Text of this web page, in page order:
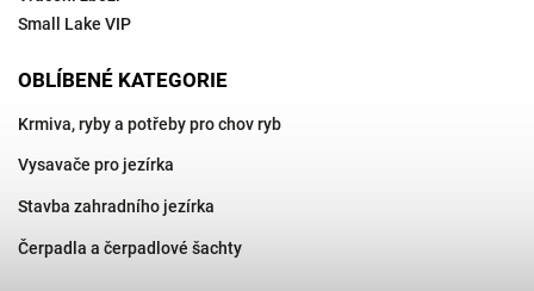
Small Lake VIP
OBLÍBENÉ KATEGORIE
Krmiva, ryby a potřeby pro chov ryb
Vysavače pro jezírka
Stavba zahradního jezírka
Čerpadla a čerpadlové šachty